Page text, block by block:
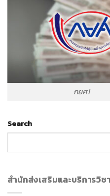
กยศ1
Search
สำนักส่งเสริมและบริการวิช